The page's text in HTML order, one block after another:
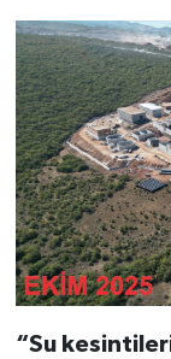
“Su